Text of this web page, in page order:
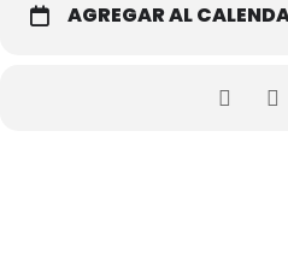
AGREGAR AL